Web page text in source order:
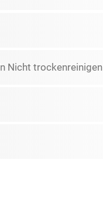
Nicht trockenreinigen